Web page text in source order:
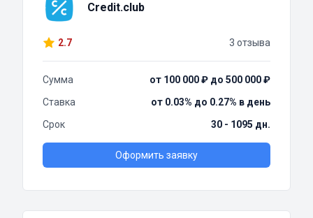
Credit.club
2.7 3 отзыва
Сумма
от 100 000 ₽ до 500 000 ₽
Ставка
от 0.03% до 0.27% в день
Срок
30 - 1095 дн.
Оформить заявку